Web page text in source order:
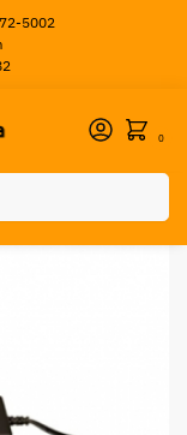
5002
0
Plug 5.5-2.1mm GRALF